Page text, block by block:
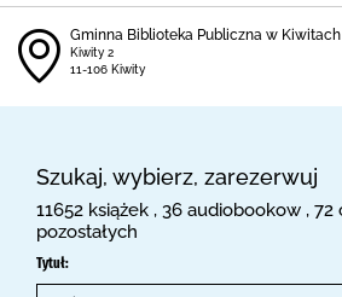
Gminna Biblioteka Publiczna w Kiwitach
Kiwity 2
11-106 Kiwity
Szukaj, wybierz, zarezerwuj
11652 książek , 36 audiobookow , 72
pozostałych
Tytuł: